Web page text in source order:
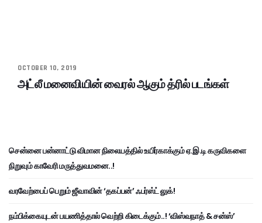
OCTOBER 10, 2019
அட்லீ மனைவியின் வைரல் ஆகும் த்ரில் படங்கள்
சென்னை பன்னாட்டு விமான நிலையத்தில் உயிர்காக்கும் ஏ.இ.டி கருவிகளை
நிறுவும் காவேரி மருத்துவமனை..!
வரவேற்பைப் பெறும் ஜீவாவின் ‘தகப்பன்’ ஃபர்ஸ்ட் லுக்!
நம்பிக்கையுடன் பயணித்தால் வெற்றி கிடைக்கும்..! ‘விஸ்வநாத் & சன்ஸ்’